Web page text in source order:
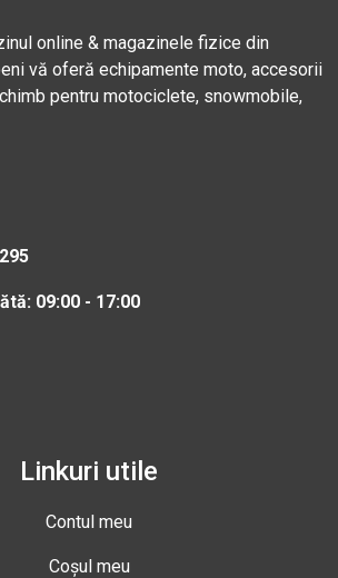
online & magazinele fizice din
vă oferă echipamente moto, accesorii
pentru motociclete, snowmobile,
09:00 - 17:00
Linkuri utile
Contul meu
Coșul meu